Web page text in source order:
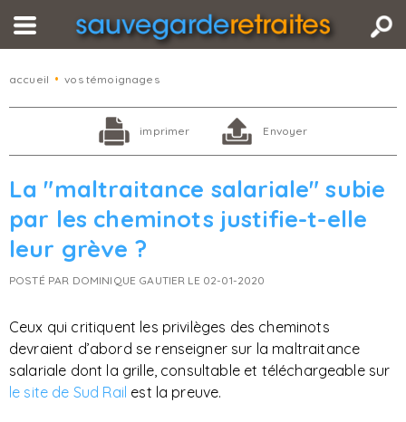
accueil • vos témoignages
imprimer Envoyer
La "maltraitance salariale" subie
par les cheminots justifie-t-elle
leur grève ?
POSTÉ PAR DOMINIQUE GAUTIER LE 02-01-2020
Ceux qui critiquent les privilèges des cheminots
devraient d’abord se renseigner sur la maltraitance
salariale dont la grille, consultable et téléchargeable sur
le site de Sud Rail est la preuve.